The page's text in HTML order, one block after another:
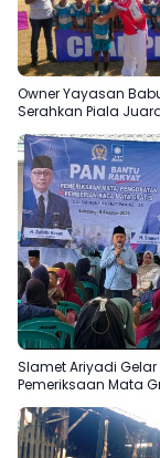
Owner Yayasan
Serahkan Piala
Slamet Ariyadi Gelar
Pemeriksaan Mata
Menjadikan Madura